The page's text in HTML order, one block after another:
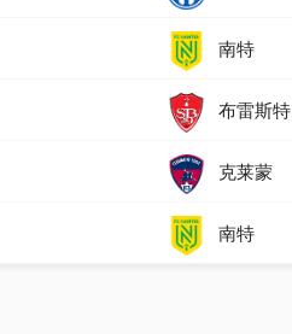
南特
布雷斯特
克莱蒙
南特